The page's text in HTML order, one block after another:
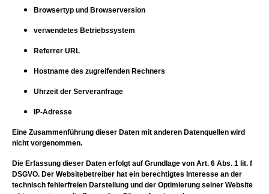
Browsertyp und Browserversion
verwendetes Betriebssystem
Referrer URL
Hostname des zugreifenden Rechners
Uhrzeit der Serveranfrage
IP-Adresse
Eine Zusammenführung dieser Daten mit anderen Datenquellen wird
nicht vorgenommen.
Die Erfassung dieser Daten erfolgt auf Grundlage von Art. 6 Abs. 1 lit. f
DSGVO. Der Websitebetreiber hat ein berechtigtes Interesse an der
technisch fehlerfreien Darstellung und der Optimierung seiner Website